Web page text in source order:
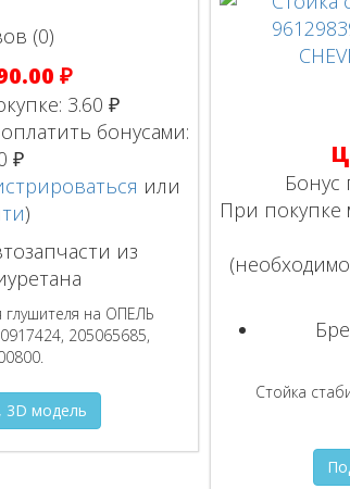
(0)
₽
3.60 ₽
бонусами:
₽
или
)
из
глушителя на ОПЕЛЬ
205065685,
3D модель
Бонус
При покупке
(необходимо
Стойка